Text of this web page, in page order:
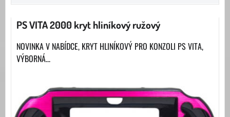
PS VITA 2000 kryt hliníkový ružový
NOVINKA V NABÍDCE, KRYT HLINÍKOVÝ PRO KONZOLI PS VITA,
VÝBORNÁ...